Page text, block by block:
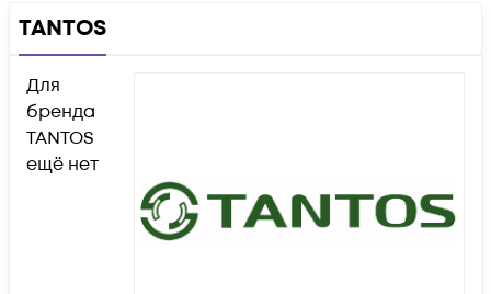
TANTOS
Для
бренда
TANTOS
ещё нет